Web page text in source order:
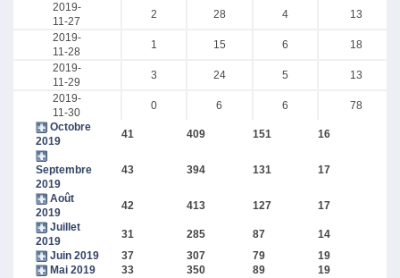
2019-
11-27
2 28 4
13
2019-
11-28
1 15 6
18
2019-
11-29
3 24 5
13
2019-
11-30
0 6 6
78
Octobre
2019
41 409 151 16
Septembre
2019
43 394 131 17
Août
2019
42 413 127 17
Juillet
2019
31 285 87 14
Juin 2019
37 307 79 19
Mai 2019
33 350 89 19